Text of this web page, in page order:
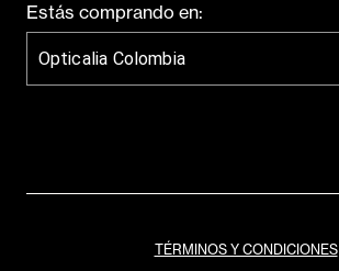
Estás comprando en:
Opticalia Colombia
TÉRMINOS Y CONDICIONES